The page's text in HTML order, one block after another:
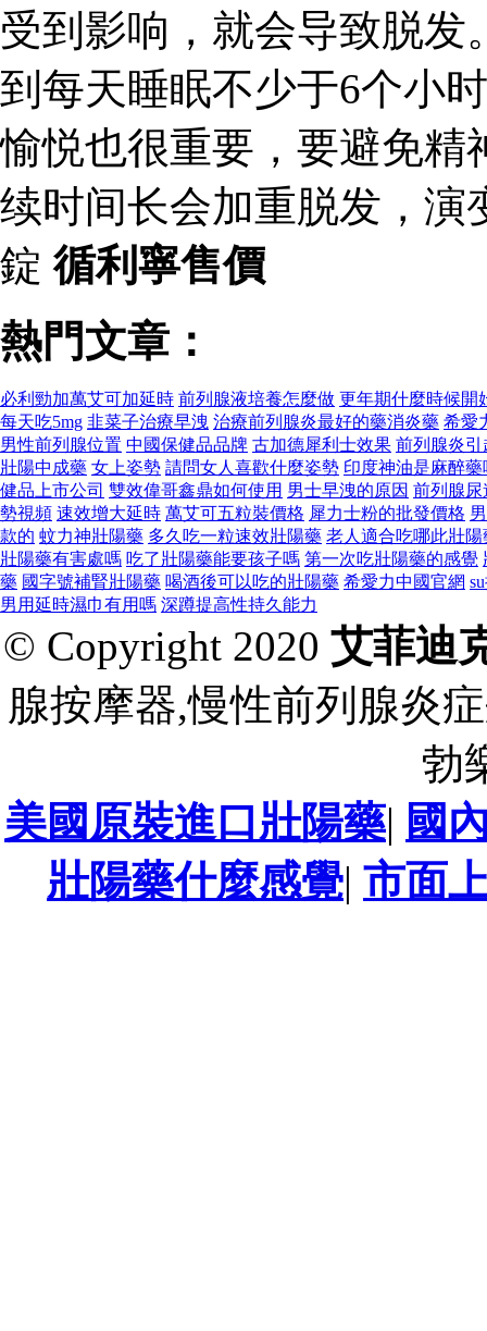
受到影响，就会导致脱
到每天睡眠不少于6个小
愉悦也很重要，要避免精
续时间长会加重脱发，演
錠循利寧售價
熱門文章：
必利勁加萬艾可加延時 前列腺液培養怎麼做 更年期什麼時候開
每天吃5mg 韭菜子治療早洩 治療前列腺炎最好的藥消炎藥 希愛
男性前列腺位置 中國保健品品牌 古加德犀利士效果 前列腺炎
壯陽中成藥 女上姿勢 請問女人喜歡什麼姿勢 印度神油是麻醉藥
健品上市公司 雙效偉哥鑫鼎如何使用 男士早洩的原因 前列腺尿
勢視頻 速效增大延時 萬艾可五粒裝價格 犀力士粉的批發價格
款的 蚊力神壯陽藥 多久吃一粒速效壯陽藥 老人適合吃哪此壯陽
壯陽藥有害處嗎 吃了壯陽藥能要孩子嗎 第一次吃壯陽藥的感覺
藥 國字號補腎壯陽藥 喝酒後可以吃的壯陽藥 希愛力中國官網
男用延時濕巾有用嗎 深蹲提高性持久能力
© Copyright 2020 艾菲迪
腺按摩器,慢性前列腺炎
勃
美國原裝進口壯陽藥| 國
壯陽藥什麼感覺| 市面